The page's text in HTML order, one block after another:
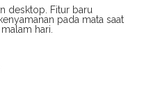
desktop. Fitur baru
pada mata saat
hari.